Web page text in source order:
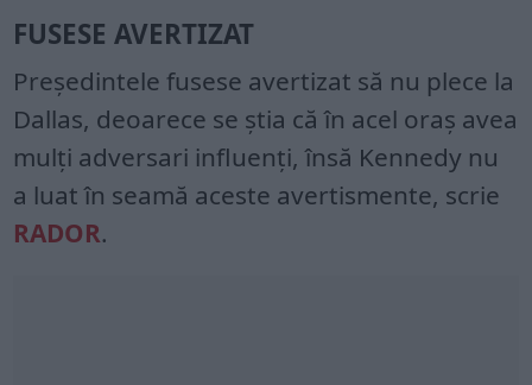
FUSESE AVERTIZAT
Preşedintele fusese avertizat să nu plece la
Dallas, deoarece se ştia că în acel oraş avea
mulţi adversari influenţi, însă Kennedy nu
a luat în seamă aceste avertismente, scrie
RADOR.